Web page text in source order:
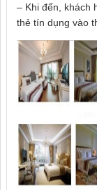
– Khi đến, khách
thẻ tín dụng vào